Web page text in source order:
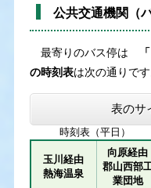
公共交通機関（
最寄りのバス停は
の時刻表は次の通りです
表のサ
時刻表（平日）
玉川経由
熱海温泉
向原経由
郡山西部
業団地